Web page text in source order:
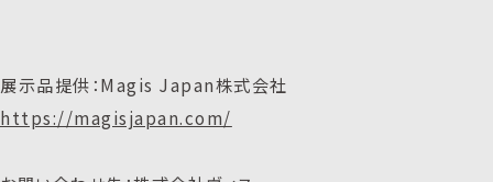
展示品提供：Magis Japan株式会社
https://magisjapan.com/